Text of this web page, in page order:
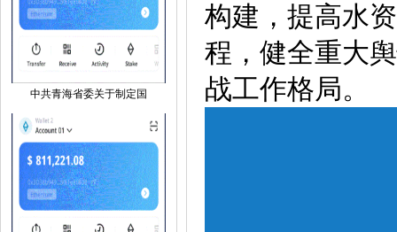
中共青海省委关于制定国
构建，提高水
程，健全重大
战工作格局。